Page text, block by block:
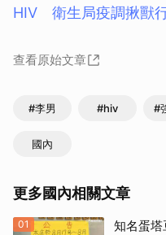
HIV 衛生局疫調揪獸
查看原始文章
#李男 #hiv #
國內
更多國內相關文章
01
知名蛋